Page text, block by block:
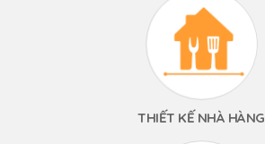
THIẾT KẾ NHÀ HÀNG